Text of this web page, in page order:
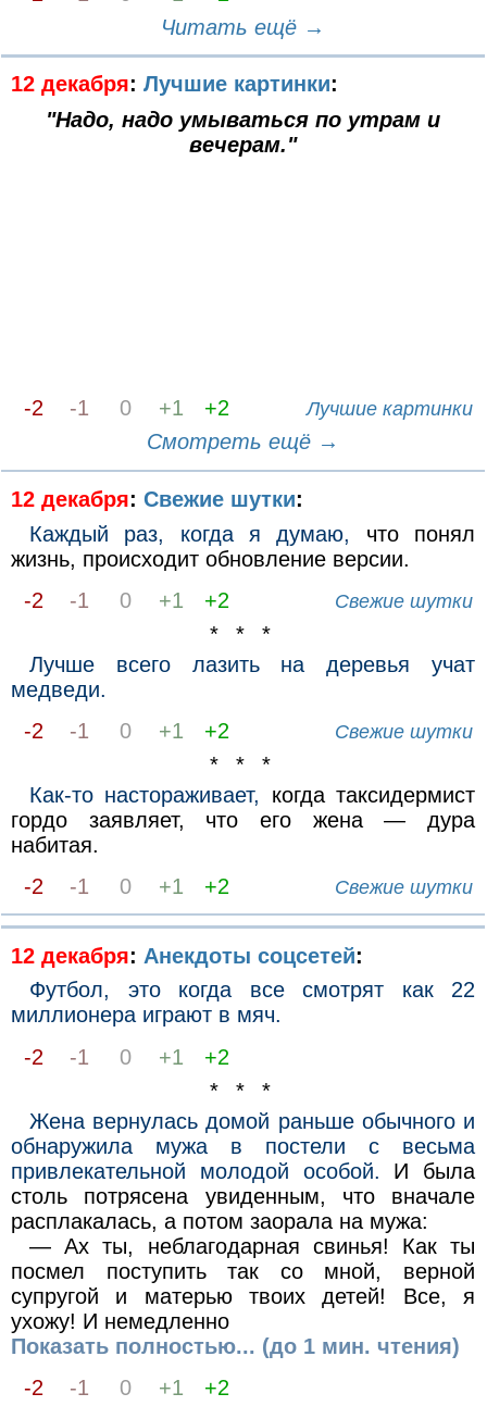
Читать ещё →
12 декабря: Лучшие картинки:
"Надо, надо умываться по утрам и
вечерам."
-2 -1 0 +1 +2 Лучшие картинки
Смотреть ещё →
12 декабря: Свежие шутки:
Каждый раз, когда я думаю,
что понял
жизнь, происходит обновление версии.
-2
-1 0 +1 +2 Свежие шутки
* * *
Лучше всего лазить на деревья учат
медведи.
-2
-1 0 +1 +2 Свежие шутки
* * *
Как-то настораживает,
когда таксидермист
гордо заявляет, что его жена — дура
набитая.
-2
-1 0 +1 +2 Свежие шутки
12 декабря: Анекдоты соцсетей:
Футбол, это когда все смотрят как 22
миллионера играют в мяч.
-2
-1 0 +1
+2
* * *
Жена вернулась домой раньше обычного и
обнаружила мужа в постели с весьма
привлекательной молодой особой. И была
столь потрясена увиденным, что вначале
расплакалась, а потом заорала на мужа:
— Ах ты, неблагодарная свинья! Как ты
посмел поступить так со мной, верной
супругой и матерью твоих детей! Все, я
ухожу! И немедленно
Показать полностью... (до 1 мин. чтения)
-2
-1 0 +1
+2